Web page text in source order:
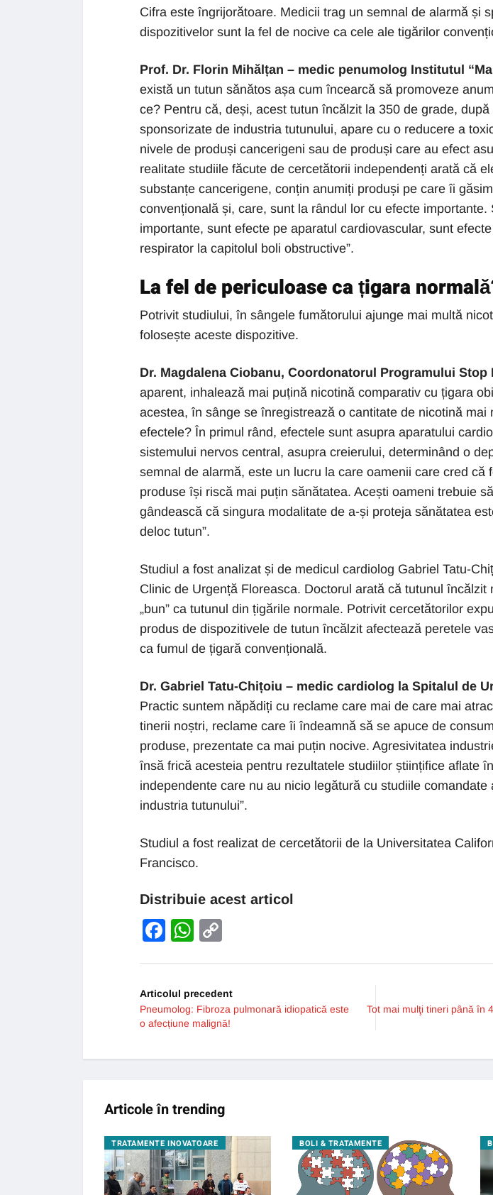
Cifra este îngrijorătoare. Medicii trag un semnal de alarmă și
dispozitivelor sunt la fel de nocive ca cele ale tigărilor
Prof. Dr. Florin Mihălțan – medic penumolog Institutul
există un tutun sănătos așa cum încearcă să promoveze
ce? Pentru că, deși, acest tutun încălzit la 350 de grade, după
sponsorizate de industria tutunului, apare cu o reducere a
nivele de produși cancerigeni sau de produși care au efect
realitate studiile făcute de cercetătorii independenți arată că
substanțe cancerigene, conțin anumiți produși pe care îi
convențională și, care, sunt la rândul lor cu efecte importante.
importante, sunt efecte pe aparatul cardiovascular, sunt efecte
respirator la capitolul boli obstructive”.
La fel de periculoase ca țigara
Potrivit studiului, în sângele fumătorului ajunge mai multă
folosește aceste dispozitive.
Dr. Magdalena Ciobanu, Coordonatorul Programului Stop
aparent, inhalează mai puțină nicotină comparativ cu țigara
acestea, în sânge se înregistrează o cantitate de nicotină mai
efectele? În primul rând, efectele sunt asupra aparatului
sistemului nervos central, asupra creierului, determinând o
semnal de alarmă, este un lucru la care oamenii care cred că
produse își riscă mai puțin sănătatea. Acești oameni trebuie
gândească că singura modalitate de a-și proteja sănătatea
deloc tutun”.
Studiul a fost analizat și de medicul cardiolog Gabriel Tatu-
Clinic de Urgență Floreasca. Doctorul arată că tutunul încălzit
„bun” ca tutunul din țigările normale. Potrivit cercetătorilor
produs de dispozitivele de tutun încălzit afectează peretele
ca fumul de țigară convențională.
Dr. Gabriel Tatu-Chițoiu – medic cardiolog la Spitalul de
Practic suntem năpădiți cu reclame care mai de care mai
tinerii noștri, reclame care îi îndeamnă să se apuce de
produse, prezentate ca mai puțin nocive. Agresivitatea
însă frică acesteia pentru rezultatele studiilor științifice aflate
independente care nu au nicio legătură cu studiile comandate
industria tutunului”.
Studiul a fost realizat de cercetătorii de la Universitatea
Francisco.
Distribuie acest articol
Facebook
WhatsApp
Articolul precedent
Pneumolog: Fibroza pulmonară idiopatică este
o afecțiune malignă!
Tot mai mulţi tineri până în
Articole în trending
TRATAMENTE INOVATOARE BOLI & TRATAMENTE